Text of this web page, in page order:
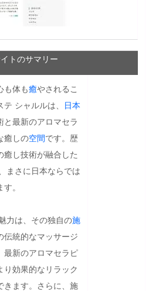
トのサマリー
も体も癒やされるこ
テ シャルルは、
日本
と最新のアロマセラ
癒しの空間です。歴
癒し技術が融合した
まさに日本ならでは
。
力は、その独自の施
伝統的なマッサージ
最新のアロマセラピ
り効果的なリラック
きます。さらに、施